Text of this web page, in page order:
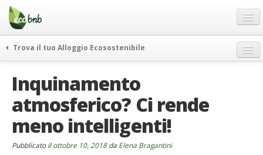
Menu
Salta
contenuto
Offerte Speciali
Regali
FAQ
Chi Siamo
Partner
Trova il tuo Alloggio Ecosostenibile
itinerari
curiosità
vivere e viaggiare verde
Inquinamento
atmosferico? Ci rende
meno intelligenti!
Pubblicato ilottobre 10, 2018da Elena Bragantini